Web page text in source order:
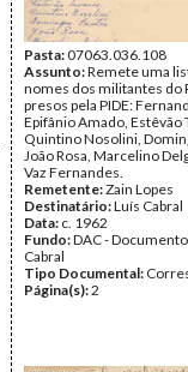
Pasta:07063.036.108
Assunto:Remete uma
nomes dos militantes do
presos pela PIDE:
Epifânio Amado, Estêvão
Quintino Nosolini,
João Rosa, Marcelino
Vaz Fernandes.
Remetente:Zain Lopes
Destinatário:Luís Cabral
Data: c. 1962
Fundo:DAC -
Cabral
Tipo Documental:
Página(s):2